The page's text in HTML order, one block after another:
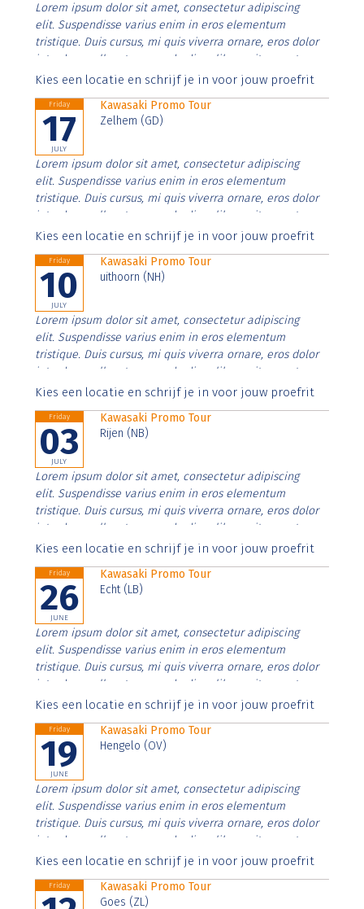
Lorem ipsum dolor sit amet, consectetur adipiscing
elit. Suspendisse varius enim in eros elementum
tristique. Duis cursus, mi quis viverra ornare, eros dolor
interdum nulla, ut commodo diam libero vitae erat.
Aenean faucibus nibh et justo cursus id rutrum lorem
Kies een locatie en schrijf je in voor jouw proefrit
Friday
17
JULY
Kawasaki Promo Tour
Zelhem (GD)
Lorem ipsum dolor sit amet, consectetur adipiscing
elit. Suspendisse varius enim in eros elementum
tristique. Duis cursus, mi quis viverra ornare, eros dolor
interdum nulla, ut commodo diam libero vitae erat.
Aenean faucibus nibh et justo cursus id rutrum lorem
Kies een locatie en schrijf je in voor jouw proefrit
Friday
10
JULY
Kawasaki Promo Tour
uithoorn (NH)
Lorem ipsum dolor sit amet, consectetur adipiscing
elit. Suspendisse varius enim in eros elementum
tristique. Duis cursus, mi quis viverra ornare, eros dolor
interdum nulla, ut commodo diam libero vitae erat.
Aenean faucibus nibh et justo cursus id rutrum lorem
Kies een locatie en schrijf je in voor jouw proefrit
Friday
03
JULY
Kawasaki Promo Tour
Rijen (NB)
Lorem ipsum dolor sit amet, consectetur adipiscing
elit. Suspendisse varius enim in eros elementum
tristique. Duis cursus, mi quis viverra ornare, eros dolor
interdum nulla, ut commodo diam libero vitae erat.
Aenean faucibus nibh et justo cursus id rutrum lorem
Kies een locatie en schrijf je in voor jouw proefrit
Friday
26
JUNE
Kawasaki Promo Tour
Echt (LB)
Lorem ipsum dolor sit amet, consectetur adipiscing
elit. Suspendisse varius enim in eros elementum
tristique. Duis cursus, mi quis viverra ornare, eros dolor
interdum nulla, ut commodo diam libero vitae erat.
Aenean faucibus nibh et justo cursus id rutrum lorem
Kies een locatie en schrijf je in voor jouw proefrit
Friday
19
JUNE
Kawasaki Promo Tour
Hengelo (OV)
Lorem ipsum dolor sit amet, consectetur adipiscing
elit. Suspendisse varius enim in eros elementum
tristique. Duis cursus, mi quis viverra ornare, eros dolor
interdum nulla, ut commodo diam libero vitae erat.
Aenean faucibus nibh et justo cursus id rutrum lorem
Kies een locatie en schrijf je in voor jouw proefrit
Friday
Kawasaki Promo Tour
Goes (ZL)